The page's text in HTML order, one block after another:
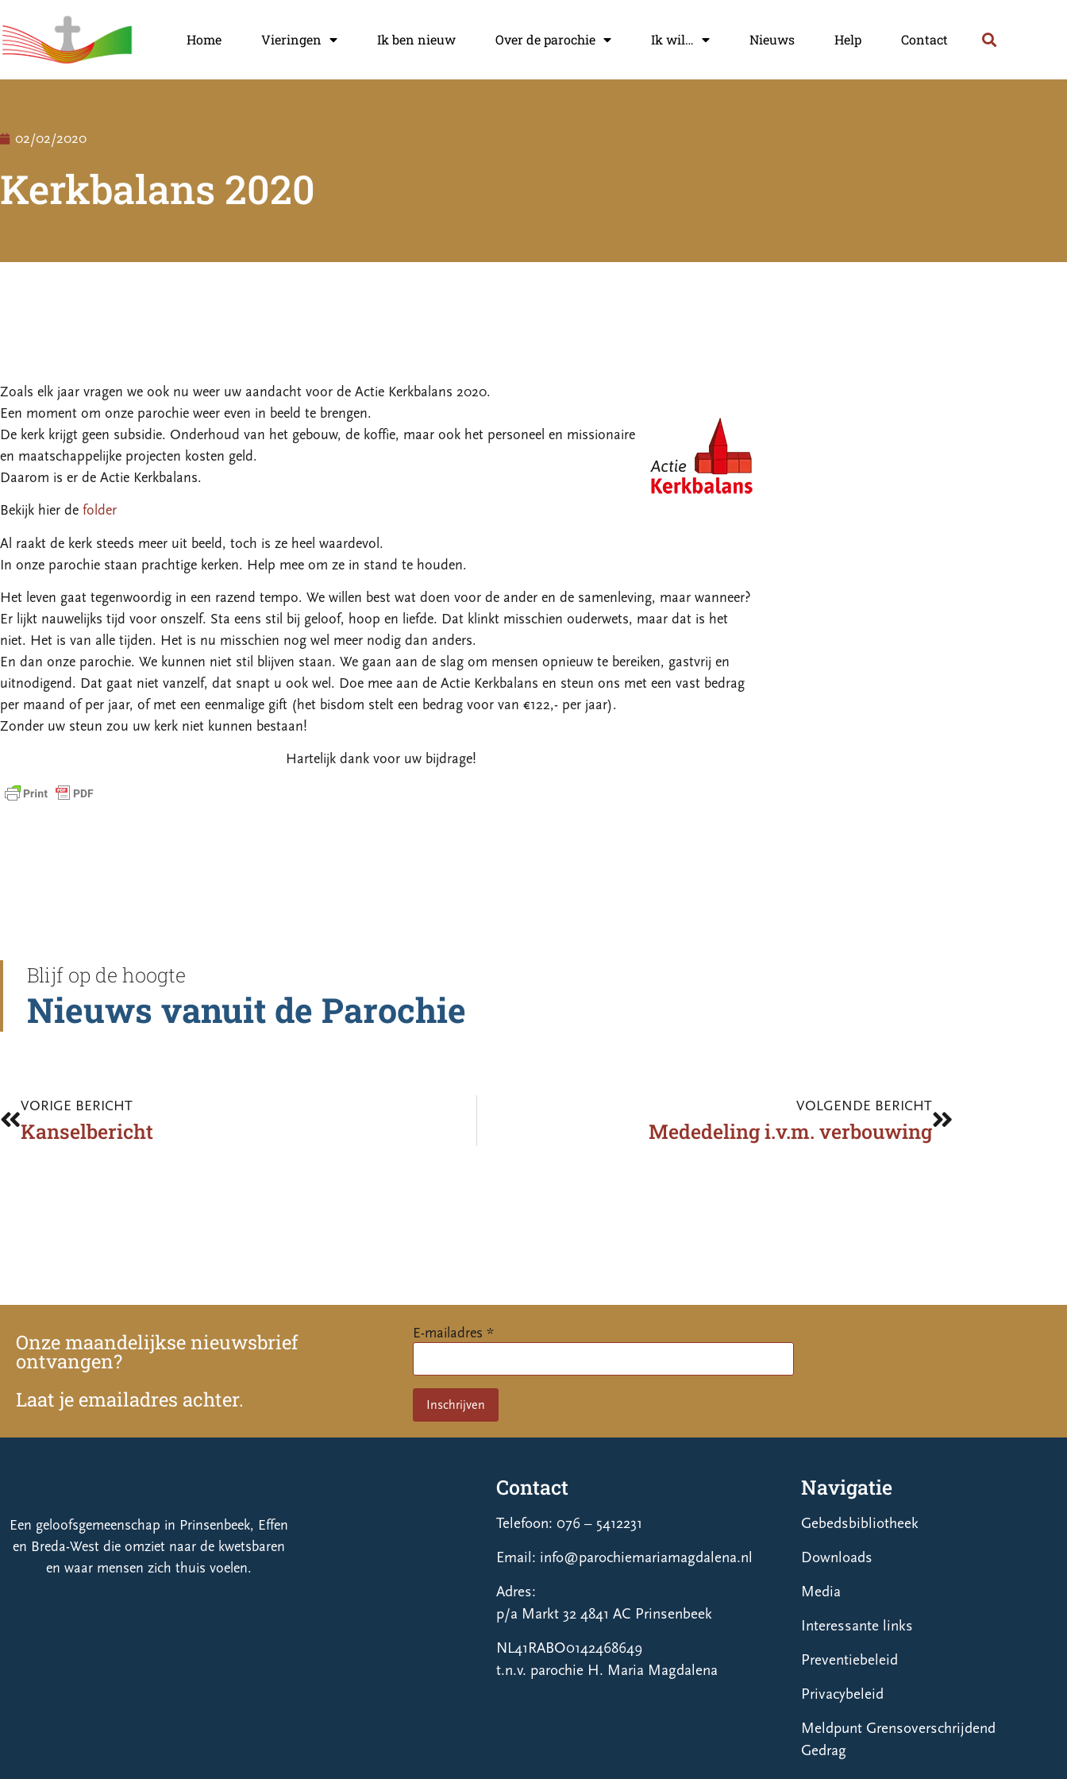
Home Vieringen Ik ben nieuw Over de parochie Ik wil… Nieuws Help Contact
02/02/2020
Kerkbalans 2020
Zoals elk jaar vragen we ook nu weer uw aandacht voor de Actie Kerkbalans 2020.
Een moment om onze parochie weer even in beeld te brengen.
De kerk krijgt geen subsidie. Onderhoud van het gebouw, de koffie, maar ook het personeel en missionaire
en maatschappelijke projecten kosten geld.
Daarom is er de Actie Kerkbalans.
Bekijk hier de folder
Al raakt de kerk steeds meer uit beeld, toch is ze heel waardevol.
In onze parochie staan prachtige kerken. Help mee om ze in stand te houden.
Het leven gaat tegenwoordig in een razend tempo. We willen best wat doen voor de ander en de samenleving, maar wanneer?
Er lijkt nauwelijks tijd voor onszelf. Sta eens stil bij geloof, hoop en liefde. Dat klinkt misschien ouderwets, maar dat is het
niet. Het is van alle tijden. Het is nu misschien nog wel meer nodig dan anders.
En dan onze parochie. We kunnen niet stil blijven staan. We gaan aan de slag om mensen opnieuw te bereiken, gastvrij en
uitnodigend. Dat gaat niet vanzelf, dat snapt u ook wel. Doe mee aan de Actie Kerkbalans en steun ons met een vast bedrag
per maand of per jaar, of met een eenmalige gift (het bisdom stelt een bedrag voor van €122,- per jaar).
Zonder uw steun zou uw kerk niet kunnen bestaan!
Hartelijk dank voor uw bijdrage!
Blijf op de hoogte
Nieuws vanuit de Parochie
VORIGE BERICHT
Kanselbericht
VOLGENDE BERICHT
Mededeling i.v.m. verbouwing
Onze maandelijkse nieuwsbrief
ontvangen?
Laat je emailadres achter.
E-mailadres *
Een geloofsgemeenschap in Prinsenbeek, Effen
en Breda-West die omziet naar de kwetsbaren
en waar mensen zich thuis voelen.
Contact
Telefoon: 076 – 5412231
Email: info@parochiemariamagdalena.nl
Adres:
p/a Markt 32 4841 AC Prinsenbeek
NL41RABO0142468649
t.n.v. parochie H. Maria Magdalena
Navigatie
Gebedsbibliotheek
Downloads
Media
Interessante links
Preventiebeleid
Privacybeleid
Meldpunt Grensoverschrijdend
Gedrag